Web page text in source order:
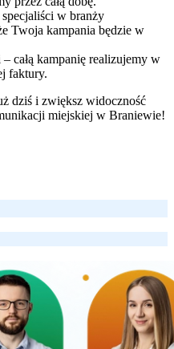
specjaliści w branży
Twoja kampania będzie w
całą kampanię realizujemy w
faktury.
dziś i zwiększ widoczność
miejskiej w Braniewie!